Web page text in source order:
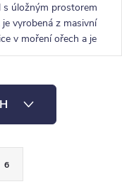
s úložným prostorem
vyrobená z masivní
v moření ořech a je
včetně kvalitních
6